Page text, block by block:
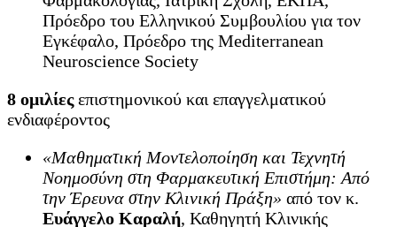
Πρόεδρο του Ελληνικού Συμβουλίου για τον
Εγκέφαλο, Πρόεδρο της Mediterranean
Neuroscience Society
8 ομιλίεςεπιστημονικού και επαγγελματικού
ενδιαφέροντος
«Μαθηματική Μοντελοποίηση και Τεχνητή
Νοημοσύνη στη Φαρμακευτική Επιστήμη: Από
την Έρευνα στην Κλινική Πράξη» από τον κ.
Ευάγγελο Καραλή, Καθηγητή Κλινικής